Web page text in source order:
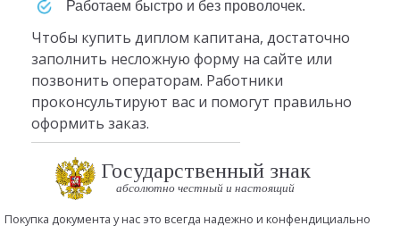
Работаем быстро и без проволочек.
Чтобы купить диплом капитана, достаточно
заполнить несложную форму на сайте или
позвонить операторам. Работники
проконсультируют вас и помогут правильно
оформить заказ.
Государственный знак
абсолютно честный и настоящий
Покупка документа у нас это всегда надежно и конфендициально